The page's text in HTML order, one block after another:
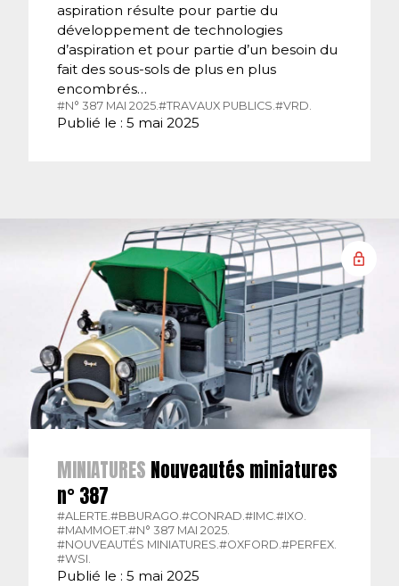
aspiration résulte pour partie du
développement de technologies
d’aspiration et pour partie d’un besoin du
fait des sous-sols de plus en plus
encombrés…
#N° 387 MAI 2025. #TRAVAUX PUBLICS. #VRD.
Publié le : 5 mai 2025
MINIATURES Nouveautés miniatures
n° 387
#ALERTE.#BBURAGO.#CONRAD.#IMC.#IXO.
#MAMMOET.#N° 387 MAI 2025.
#NOUVEAUTÉS MINIATURES.#OXFORD.#PERFEX.
#WSI.
Publié le : 5 mai 2025